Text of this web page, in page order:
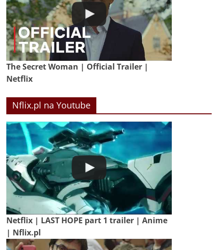
The Secret Woman | Official Trailer |
Netflix
Nflix.pl na Youtube
Netflix | LAST HOPE part 1 trailer | Anime
| Nflix.pl